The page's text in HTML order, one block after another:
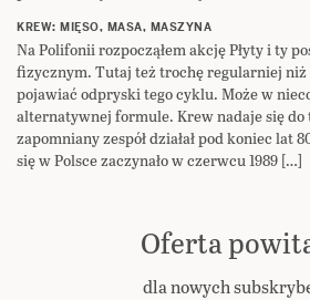
KREW: MIĘSO, MASA, MASZYNA
Na Polifonii rozpocząłem akcję Płyty i ty
fizycznym. Tutaj też trochę regularniej
pojawiać odpryski tego cyklu. Może w
alternatywnej formule. Krew nadaje się do
zapomniany zespół działał pod koniec lat
się w Polsce zaczynało w czerwcu 1989 […]
Oferta
dla nowych